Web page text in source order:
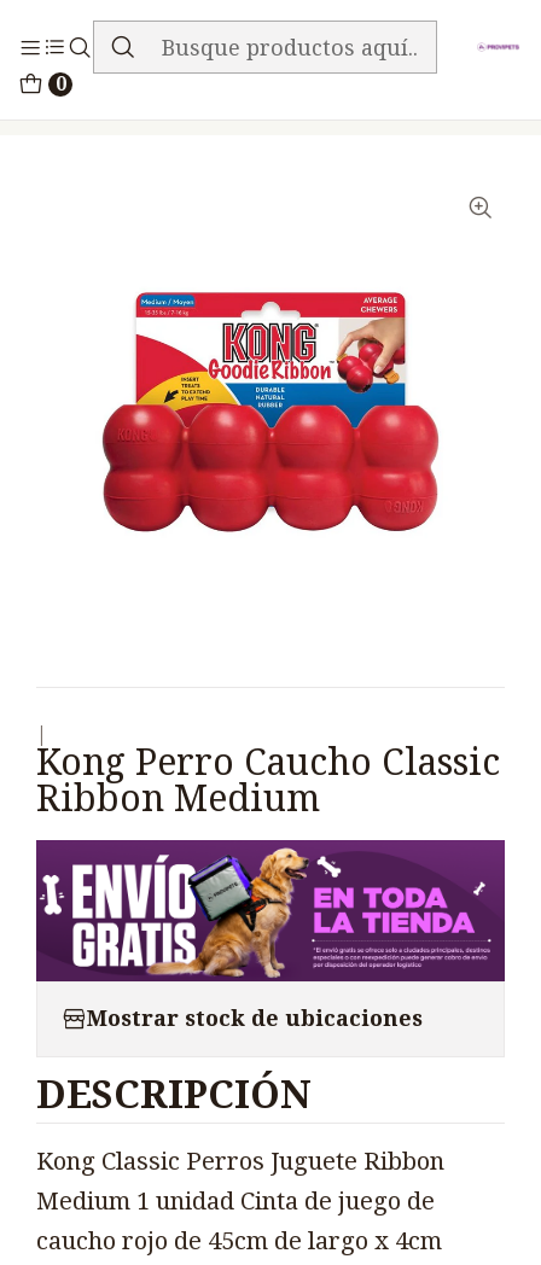
0
ENVIO GRATIS EN TODA LA TIENDA
Kong Perro Caucho Classic
Ribbon Medium
Mostrar stock de ubicaciones
DESCRIPCIÓN
Kong Classic Perros Juguete Ribbon
Medium 1 unidad Cinta de juego de
caucho rojo de 45cm de largo x 4cm